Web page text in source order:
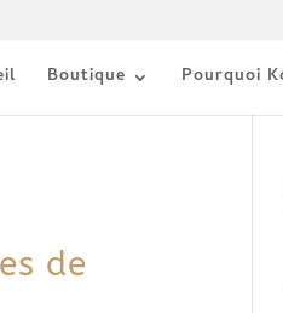
Boutique Pourquoi
de